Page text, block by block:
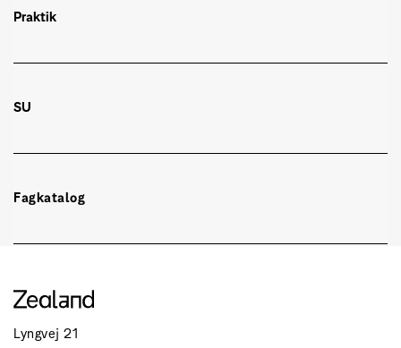
Praktik
SU
Fagkatalog
fagkataloget.
Se uddannelsens fagkatalog
Lyngvej 21